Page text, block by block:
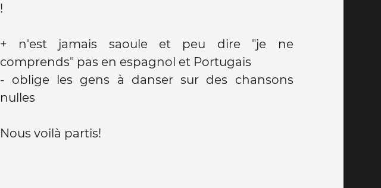
!
+ n'est jamais saoule et peu dire "je ne
comprends" pas en espagnol et Portugais
- oblige les gens à danser sur des chansons
nulles
Nous voilà partis!